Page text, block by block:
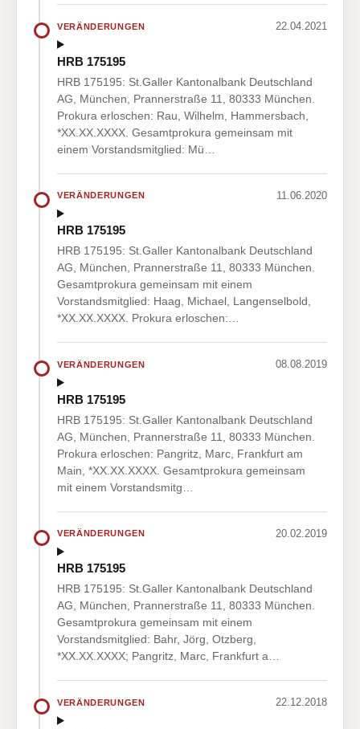
VERÄNDERUNGEN 22.04.2021
HRB 175195
HRB 175195: St.Galler Kantonalbank Deutschland
AG, München, Prannerstraße 11, 80333 München.
Prokura erloschen: Rau, Wilhelm, Hammersbach,
*XX.XX.XXXX. Gesamtprokura gemeinsam mit
einem Vorstandsmitglied: Mü…
VERÄNDERUNGEN 11.06.2020
HRB 175195
HRB 175195: St.Galler Kantonalbank Deutschland
AG, München, Prannerstraße 11, 80333 München.
Gesamtprokura gemeinsam mit einem
Vorstandsmitglied: Haag, Michael, Langenselbold,
*XX.XX.XXXX. Prokura erloschen:…
VERÄNDERUNGEN 08.08.2019
HRB 175195
HRB 175195: St.Galler Kantonalbank Deutschland
AG, München, Prannerstraße 11, 80333 München.
Prokura erloschen: Pangritz, Marc, Frankfurt am
Main, *XX.XX.XXXX. Gesamtprokura gemeinsam
mit einem Vorstandsmitg…
VERÄNDERUNGEN 20.02.2019
HRB 175195
HRB 175195: St.Galler Kantonalbank Deutschland
AG, München, Prannerstraße 11, 80333 München.
Gesamtprokura gemeinsam mit einem
Vorstandsmitglied: Bahr, Jörg, Otzberg,
*XX.XX.XXXX; Pangritz, Marc, Frankfurt a…
VERÄNDERUNGEN 22.12.2018